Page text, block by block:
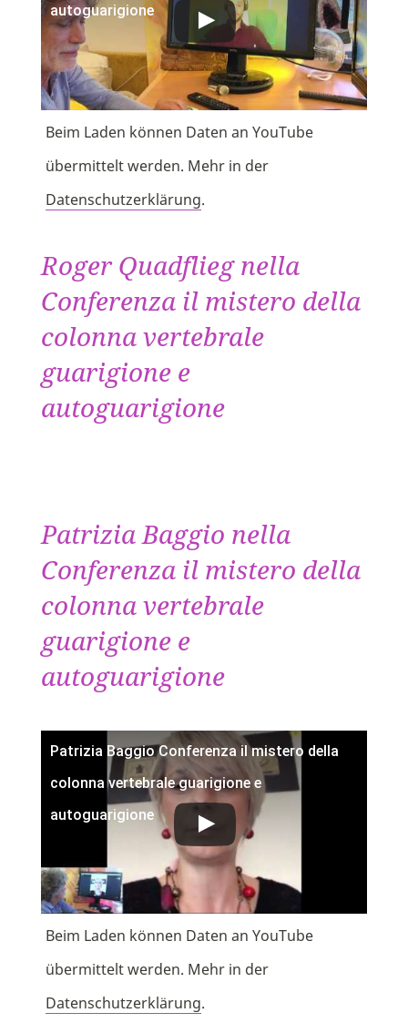
autoguarigione
Beim Laden können Daten an YouTube
übermittelt werden. Mehr in der
Datenschutzerklärung.
Roger Quadflieg nella
Conferenza il mistero della
colonna vertebrale
guarigione e
autoguarigione
Patrizia Baggio nella
Conferenza il mistero della
colonna vertebrale
guarigione e
autoguarigione
Patrizia Baggio Conferenza il mistero della
colonna vertebrale guarigione e
autoguarigione
Beim Laden können Daten an YouTube
übermittelt werden. Mehr in der
Datenschutzerklärung.